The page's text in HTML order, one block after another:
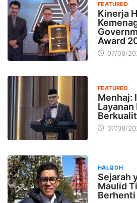
FEATURED
Kinerja
Award
07/08/
FEATURED
Menhaj:
Layanan
07/08/
HALQOH
Sejarah
Maulid